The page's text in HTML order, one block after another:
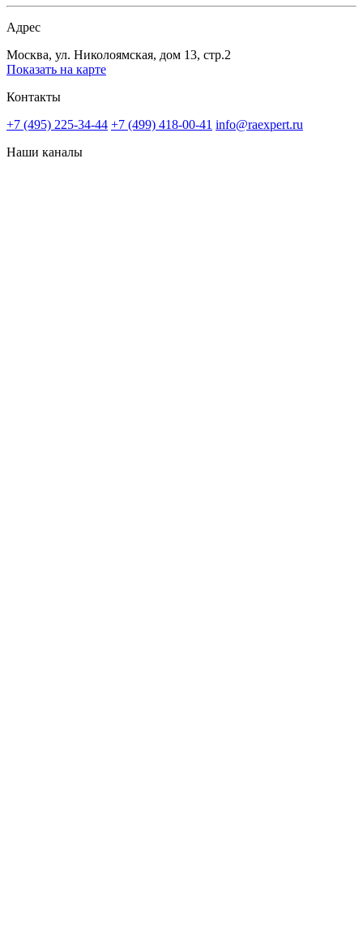
Адрес
Москва, ул. Николоямская, дом 13, стр.2
Показать на карте
Контакты
+7 (495) 225-34-44 +7 (499) 418-00-41 info@raexpert.ru
Наши каналы